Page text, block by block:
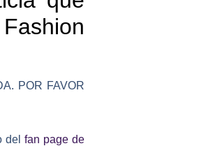
POR FAVOR
delfan page de